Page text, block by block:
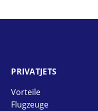
PRIVAT­JETS
Vorteile
Flugzeuge